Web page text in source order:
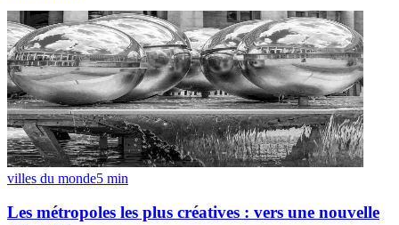
villes du monde5 min
Les métropoles les plus créatives : vers une nouvelle